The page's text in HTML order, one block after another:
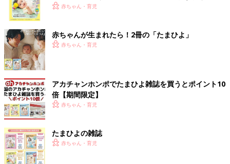
く！ おっぱい・ミルクの基本と夏のトラブル 解決テ
赤ちゃん・育児
赤ちゃんが生まれたら！2冊の「たまひよ」
赤ちゃん・育児
アカチャンホンポでたまひよ雑誌を買うとポイント10
倍【期間限定】
赤ちゃん・育児
たまひよの雑誌
赤ちゃん・育児